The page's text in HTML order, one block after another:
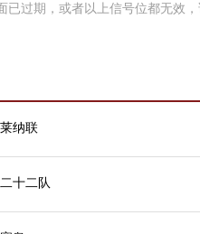
过期，或者以上信号位都无效
纳联
十二队